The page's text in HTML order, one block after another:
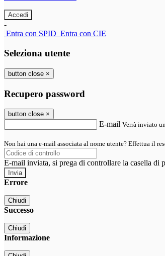
-
Entra con SPID Entra con CIE
Seleziona utente
button close ×
Recupero password
button close ×
E-mail Verrà inviato
Non hai una e-mail associata al nome utente? Effettua il
E-mail inviata, si prega di controllare la casella di
Errore
Chiudi
Successo
Chiudi
Informazione